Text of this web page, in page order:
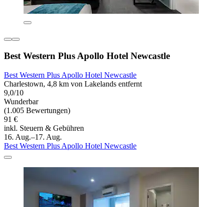
Best Western Plus Apollo Hotel Newcastle
Best Western Plus Apollo Hotel Newcastle
Charlestown, 4,8 km von Lakelands entfernt
9,0/10
Wunderbar
(1.005 Bewertungen)
91 €
inkl. Steuern & Gebühren
16. Aug.–17. Aug.
Best Western Plus Apollo Hotel Newcastle